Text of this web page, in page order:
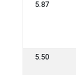
5.87
5.50